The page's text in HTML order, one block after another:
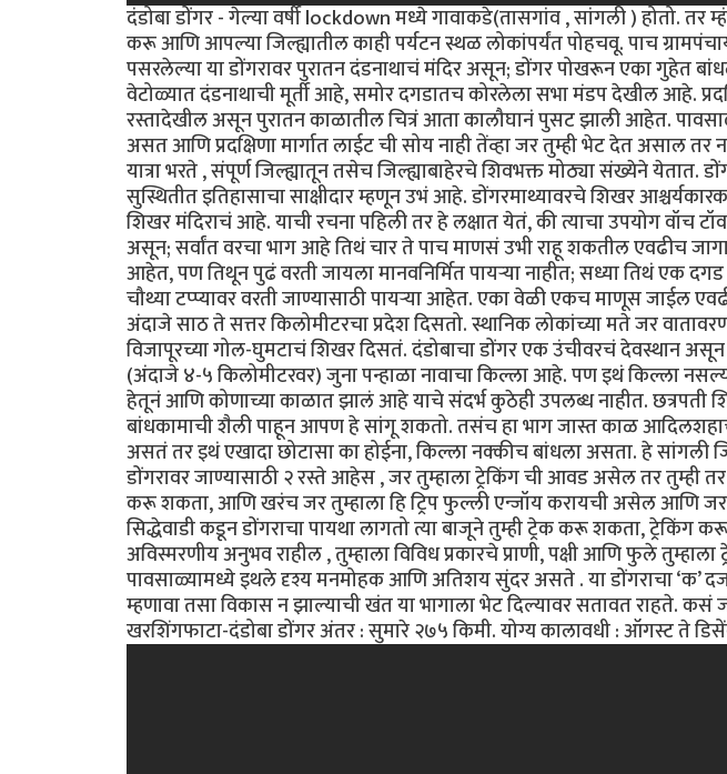
दंडोबा डोंगर - गेल्या वर्षी lockdown मध्ये गावाकडे(तासगांव , सांगली ) होतो.
करू आणि आपल्या जिल्ह्यातील काही पर्यटन स्थळ लोकांपर्यंत पोहचवू. पाच
पसरलेल्या या डोंगरावर पुरातन दंडनाथाचं मंदिर असून; डोंगर पोखरून एका गुहेत
वेटोळ्यात दंडनाथाची मूर्ती आहे, समोर दगडातच कोरलेला सभा मंडप देखील आहे.
रस्तादेखील असून पुरातन काळातील चित्रं आता कालौघानं पुसट झाली आहेत.
असत आणि प्रदक्षिणा मार्गात लाईट ची सोय नाही तेंव्हा जर तुम्ही भेट देत असाल तर
यात्रा भरते , संपूर्ण जिल्ह्यातून तसेच जिल्ह्याबाहेरचे शिवभक्त मोठ्या संख्येने येतात.
सुस्थितीत इतिहासाचा साक्षीदार म्हणून उभं आहे. डोंगरमाथ्यावरचे शिखर
शिखर मंदिराचं आहे. याची रचना पहिली तर हे लक्षात येतं, की त्याचा उपयोग वॉच
असून; सर्वांत वरचा भाग आहे तिथं चार ते पाच माणसं उभी राहू शकतील एवढीच
आहेत, पण तिथून पुढं वरती जायला मानवनिर्मित पायऱ्या नाहीत; सध्या तिथं एक
चौथ्या टप्प्यावर वरती जाण्यासाठी पायऱ्या आहेत. एका वेळी एकच माणूस जाईल
अंदाजे साठ ते सत्तर किलोमीटरचा प्रदेश दिसतो. स्थानिक लोकांच्या मते जर
विजापूरच्या गोल-घुमटाचं शिखर दिसतं. दंडोबाचा डोंगर एक उंचीवरचं देवस्थान
(अंदाजे ४-५ किलोमीटरवर) जुना पन्हाळा नावाचा किल्ला आहे. पण इथं किल्ला
हेतूनं आणि कोणाच्या काळात झालं आहे याचे संदर्भ कुठेही उपलब्ध नाहीत. छत्रपती
बांधकामाची शैली पाहून आपण हे सांगू शकतो. तसंच हा भाग जास्त काळ
असतं तर इथं एखादा छोटासा का होईना, किल्ला नक्कीच बांधला असता. हे सांगली
डोंगरावर जाण्यासाठी २ रस्ते आहेस , जर तुम्हाला ट्रेकिंग ची आवड असेल तर तुम्ही
करू शकता, आणि खरंच जर तुम्हाला हि ट्रिप फुल्ली एन्जॉय करायची असेल आणि
सिद्धेवाडी कडून डोंगराचा पायथा लागतो त्या बाजूने तुम्ही ट्रेक करू शकता, ट्रेकिंग
अविस्मरणीय अनुभव राहील , तुम्हाला विविध प्रकारचे प्राणी, पक्षी आणि फुले
पावसाळ्यामध्ये इथले दृश्य मनमोहक आणि अतिशय सुंदर असते . या डोंगराचा ‘क’
म्हणावा तसा विकास न झाल्याची खंत या भागाला भेट दिल्यावर सतावत राहते.
खरशिंगफाटा-दंडोबा डोंगर अंतर : सुमारे २७५ किमी. योग्य कालावधी : ऑगस्ट ते